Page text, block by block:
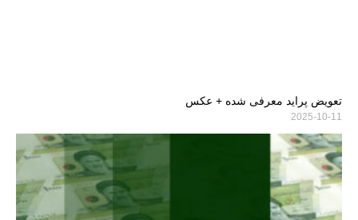
تعویض پراید معرفی شده + عکس
2025-10-11